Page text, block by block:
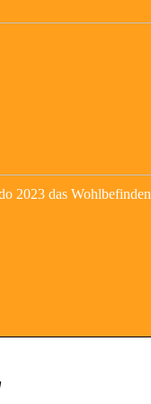
2023 das Wohlbefinden